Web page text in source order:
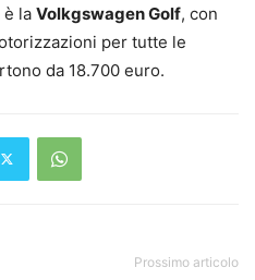
è la Volkgswagen Golf, con
per tutte le
da 18.700 euro.
Prossimo articolo